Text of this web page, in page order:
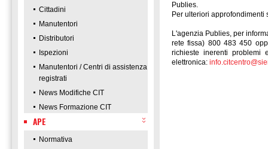
Cittadini
Manutentori
Distributori
Ispezioni
Manutentori / Centri di assistenza
registrati
News Modifiche CIT
News Formazione CIT
APE
Normativa
Publies.
Per ulteriori
L'agenzia Publies, per
rete fissa) 800 483 450
richieste inerenti problemi
elettronica: